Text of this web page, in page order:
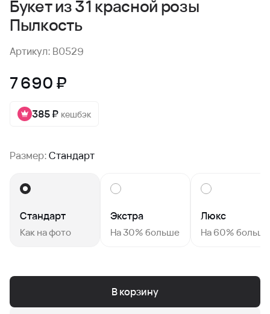
Букет из 31 красной розы
Пылкость
Артикул: B0529
7 690 ₽
385 ₽ кешбэк
Размер:Стандарт
Стандарт
Как на фото
Экстра
На 30% больше
Люкс
На 60% больше
В корзину